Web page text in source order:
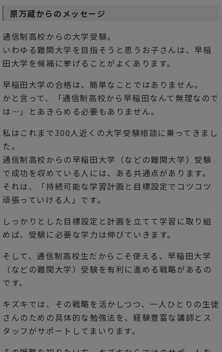
原万蔵からのメッセージ
通信制高校からの大学受験。
いわゆる難関大学を目指そうと思うお子さんは、早稲
田大学を候補に挙げることがよくあります。
早稲田大学の合格は、簡単なことではありません。
かと言って、「通信制高校から早稲田なんて無理なので
は…」とあきらめる必要もありません。
私はこれまで300人近くの大学受験相談に乗ってきまし
た。
通信制高校からの早稲田大学（などの難関大学）受験
で成功を収めている人には、ある共通点があります。
それは、「持続可能な学習計画と目標設定でコツコツ
頑張っていける人」です。
しっかりとした目標設定と計画を立てて学習に取り組
めば、受験に必要な学力は伸びていきます。
そして、通信制高校生だからこそ使える、早稲田大学
（などの難関大学）受験を有利に進める戦略があるの
です。
キズキでは、その戦略を活かしつつ、一人ひとりの生徒
さんのための具体的な勉強法を、経験豊富な講師とス
タッフがサポートしてまいります。